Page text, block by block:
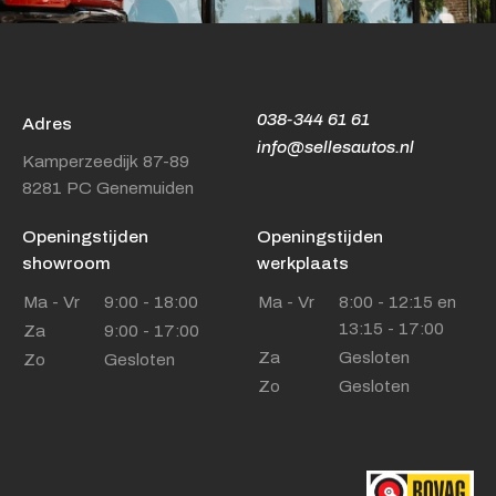
038-344 61 61
info@sellesautos.nl
Adres
Kamperzeedijk 87-89
8281 PC Genemuiden
Openingstijden
showroom
Ma - Vr
9:00 - 18:00
Za
9:00 - 17:00
Zo
Gesloten
Openingstijden
werkplaats
Ma - Vr
8:00 - 12:15 en
13:15 - 17:00
Za
Gesloten
Zo
Gesloten